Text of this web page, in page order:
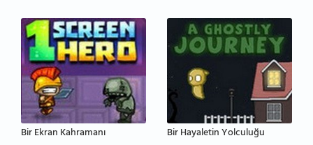
Bir Ekran Kahramanı Bir Hayaletin Yolculuğu